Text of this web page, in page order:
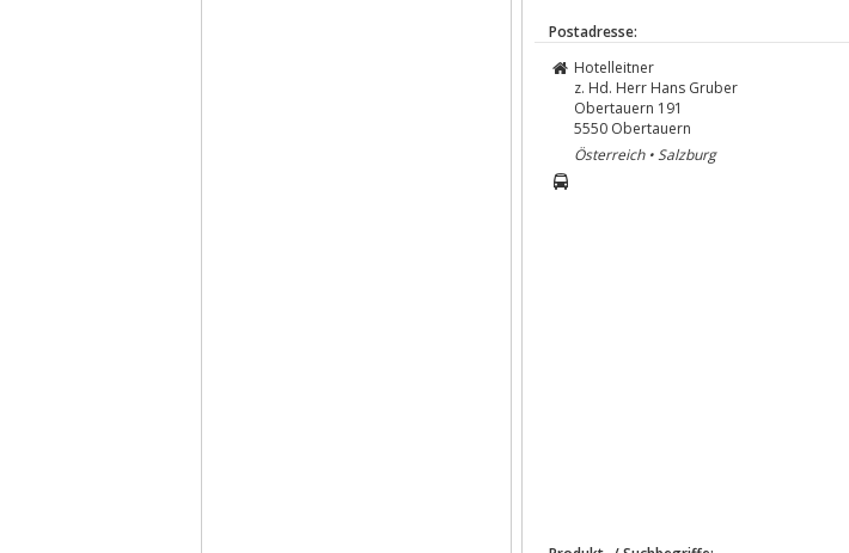
Postadresse:
Hotelleitner
z. Hd. Herr Hans Gruber
Obertauern 191
5550 Obertauern
Österreich • Salzburg